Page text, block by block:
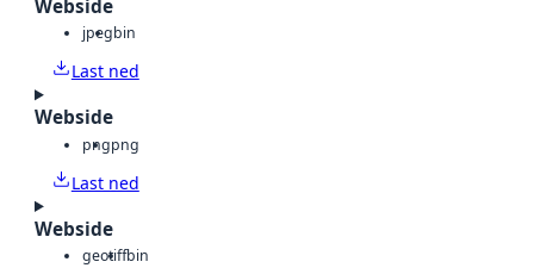
Webside
jpegbin
Last ned
Webside
pngpng
Last ned
Webside
geotiffbin